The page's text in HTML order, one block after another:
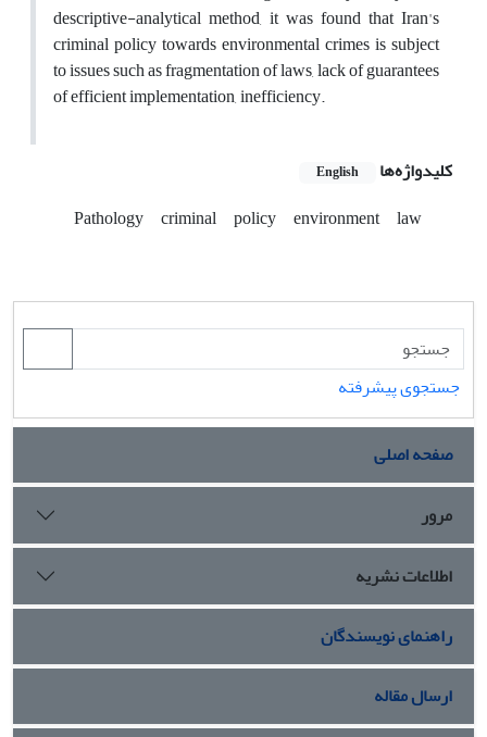
descriptive-analytical method, it was found that Iran's
criminal policy towards environmental crimes is subject
to issues such as fragmentation of laws, lack of guarantees
of efficient implementation, inefficiency.
کلیدواژه‌ها English
Pathology criminal policy environment law
جستجوی پیشرفته
صفحه اصلی
مرور
اطلاعات نشریه
راهنمای نویسندگان
ارسال مقاله